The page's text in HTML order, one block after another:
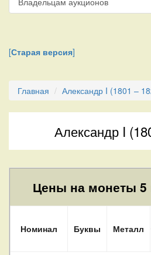
[Старая версия]
Главная Александр I (1801 –
Александр I
Цены на монеты 5
Номинал Буквы Металл